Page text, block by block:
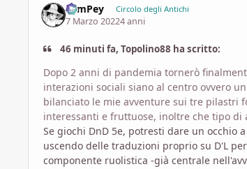
SamPey Circolo degli Antichi
7 Marzo 20224 anni
46 minuti fa, Topolino88 ha scritto:
Dopo 2 anni di pandemia tornerò
interazioni sociali siano al centro ovvero
bilanciato le mie avventure sui tre pilastri
interessanti e fruttuose, inoltre che tipo di
Se giochi DnD 5e, potresti dare un occhio
uscendo delle traduzioni proprio su D'L
componente ruolistica -già centrale